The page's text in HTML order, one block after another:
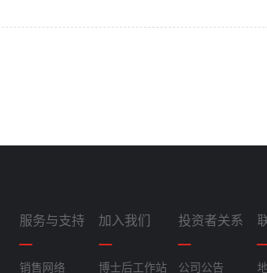
服务与支持
销售网络
加入我们
博士后工作站
投资者关系
公司公告